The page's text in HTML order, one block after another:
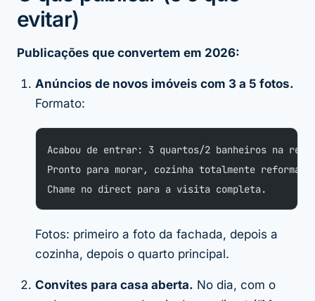
evitar)
Publicações que convertem em 2026:
Anúncios de novos imóveis com 3 a 5 fotos.
Formato:
Acabou de entrar: 3 quartos/2 banheiros na
Pronto para morar, cozinha totalmente
Chame no direct para a visita completa.
Fotos: primeiro a foto da fachada, depois a
cozinha, depois o quarto principal.
Convites para casa aberta. No dia, com o